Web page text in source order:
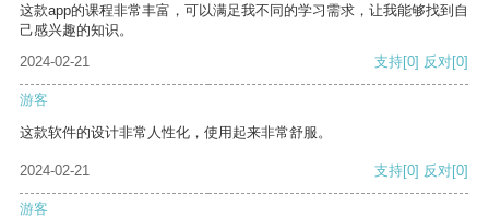
这款app的课程非常丰富，可以满足我不同的学习需求，让我能够找到自
己感兴趣的知识。
2024-02-21
支持[0] 反对[0]
游客
这款软件的设计非常人性化，使用起来非常舒服。
2024-02-21 支持[0] 反对[0]
游客